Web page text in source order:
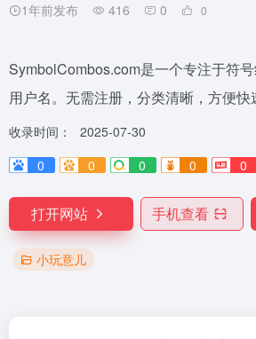
1年前发布 416 0 0
SymbolCombos.com是一个专注于符
用户名。无需注册，分类清晰，方便
收录时间：
2025-07-30
0
0 0 0 0
打开网站 手机查看
小玩意儿